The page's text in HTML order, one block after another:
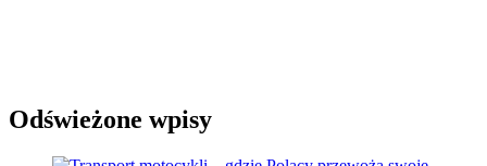
Odświeżone wpisy